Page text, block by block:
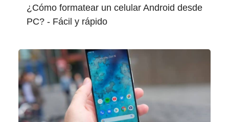
¿Cómo formatear un celular Android desde
PC? - Fácil y rápido